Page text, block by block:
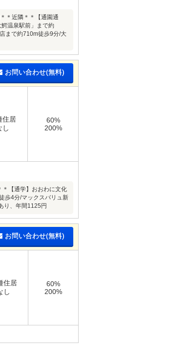
＊近隣＊＊【通園通
温泉駅前」まで約
まで約710m徒歩9分/大
お問い合わせ(無料)
住居
し
60%
200%
＊【通学】おおわに文化
歩4分/マックスバリュ新
り、年間1125円
お問い合わせ(無料)
住居
し
60%
200%